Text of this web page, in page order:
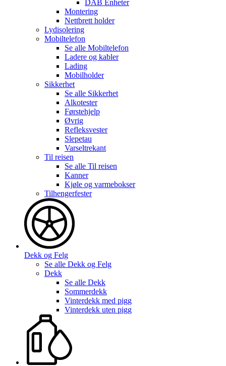
DAB Enheter
Montering
Nettbrett holder
Lydisolering
Mobiltelefon
Se alle Mobiltelefon
Ladere og kabler
Lading
Mobilholder
Sikkerhet
Se alle Sikkerhet
Alkotester
Førstehjelp
Øvrig
Refleksvester
Slepetau
Varseltrekant
Til reisen
Se alle Til reisen
Kanner
Kjøle og varmebokser
Tilhengerfester
Dekk og Felg
Se alle Dekk og Felg
Dekk
Se alle Dekk
Sommerdekk
Vinterdekk med pigg
Vinterdekk uten pigg